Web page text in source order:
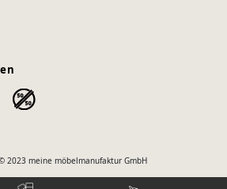
2023 meine möbelmanufaktur GmbH